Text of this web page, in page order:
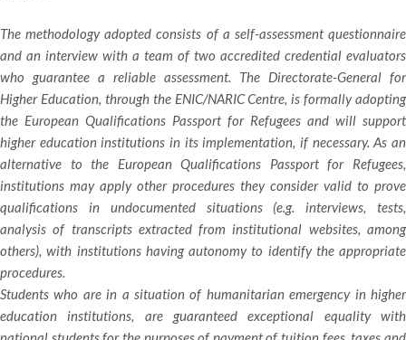
The methodology adopted consists of a self-assessment questionnaire
and an interview with a team of two accredited credential evaluators
who guarantee a reliable assessment. The Directorate-General for
Higher Education, through the ENIC/NARIC Centre, is formally adopting
the European Qualifications Passport for Refugees and will support
higher education institutions in its implementation, if necessary. As an
alternative to the European Qualifications Passport for Refugees,
institutions may apply other procedures they consider valid to prove
qualifications in undocumented situations (e.g. interviews, tests,
analysis of transcripts extracted from institutional websites, among
others), with institutions having autonomy to identify the appropriate
procedures.
Students who are in a situation of humanitarian emergency in higher
education institutions, are guaranteed exceptional equality with